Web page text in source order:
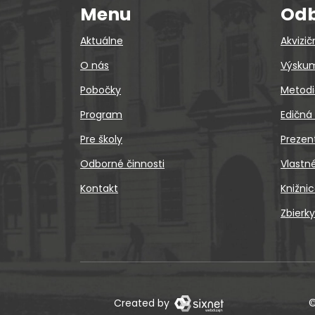
Menu
Aktuálne
O nás
Pobočky
Program
Pre školy
Odborné činnosti
Kontakt
Zbierky
Created by